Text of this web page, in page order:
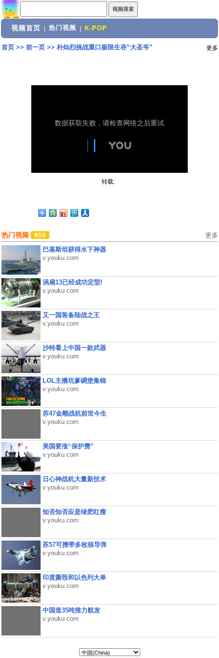
视频首页 热门视频 K-POP
首页>> 前一页>> 朴灿烈挑战重口极限生吞“大圣爷” 更多
转载:
热门视频 更多
巴基斯坦获得水下神器
v.youku.com
涡扇13已经成功定型!
v.youku.com
又一国装备陆战之王
v.youku.com
沙特看上中国一款武器
v.youku.com
LOL主播坑爹碉堡集锦
v.youku.com
苏47金雕战机前世今生
v.youku.com
美国要涨“保护费”
v.youku.com
日心神战机大量新技术
v.youku.com
知否知否应是绿肥红瘦
v.youku.com
苏57可携带多枚核导弹
v.youku.com
印度撕毁和以色列大单
v.youku.com
中国造35吨推力航发
v.youku.com